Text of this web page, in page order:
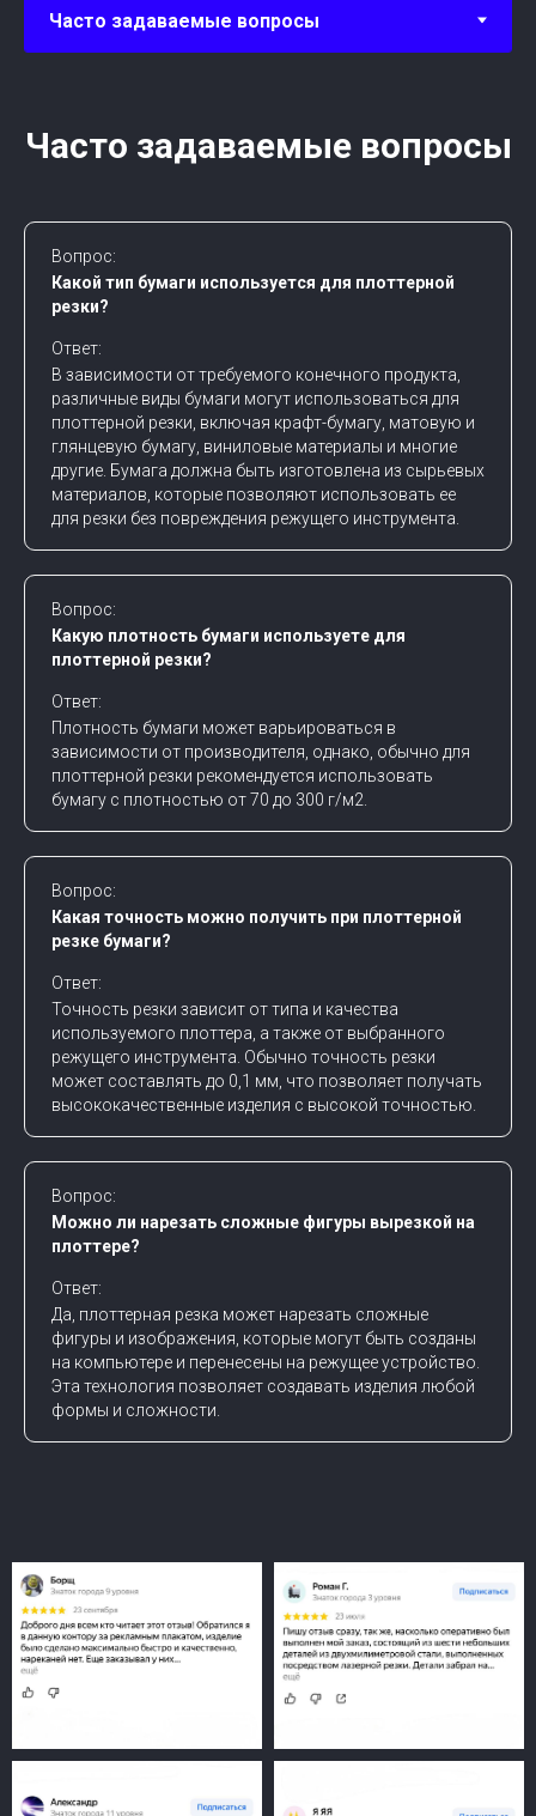
Часто задаваемые вопросы
Вопрос:
Какой тип бумаги используется для плоттерной
резки?
Ответ:
В зависимости от требуемого конечного продукта,
различные виды бумаги могут использоваться для
плоттерной резки, включая крафт-бумагу, матовую и
глянцевую бумагу, виниловые материалы и многие
другие. Бумага должна быть изготовлена из сырьевых
материалов, которые позволяют использовать ее
для резки без повреждения режущего инструмента.
Вопрос:
Какую плотность бумаги используете для
плоттерной резки?
Ответ:
Плотность бумаги может варьироваться в
зависимости от производителя, однако, обычно для
плоттерной резки рекомендуется использовать
бумагу с плотностью от 70 до 300 г/м2.
Вопрос:
Какая точность можно получить при плоттерной
резке бумаги?
Ответ:
Точность резки зависит от типа и качества
используемого плоттера, а также от выбранного
режущего инструмента. Обычно точность резки
может составлять до 0,1 мм, что позволяет получать
высококачественные изделия с высокой точностью.
Вопрос:
Можно ли нарезать сложные фигуры вырезкой на
плоттере?
Ответ:
Да, плоттерная резка может нарезать сложные
фигуры и изображения, которые могут быть созданы
на компьютере и перенесены на режущее устройство.
Эта технология позволяет создавать изделия любой
формы и сложности.